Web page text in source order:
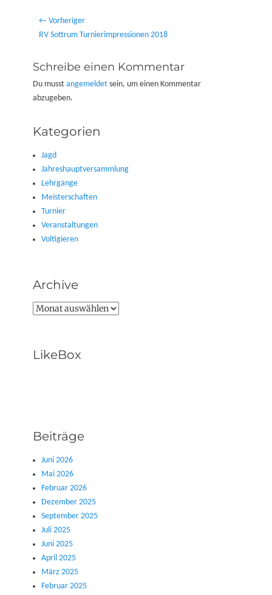
Beitragsnavigation
← Vorheriger
Vorheriger
RV Sottrum Turnierimpressionen 2018
Schreibe einen Kommentar
Du musst angemeldet sein, um einen Kommentar
abzugeben.
Kategorien
Jagd
Jahreshauptversammlung
Lehrgänge
Meisterschaften
Turnier
Veranstaltungen
Voltigieren
Archive
Archive
LikeBox
Beiträge
Juni 2026
Mai 2026
Februar 2026
Dezember 2025
September 2025
Juli 2025
Juni 2025
April 2025
März 2025
Februar 2025